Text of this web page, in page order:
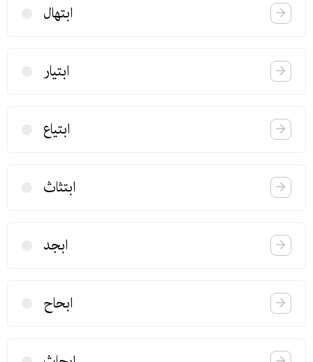
ابتهال
ابتیار
ابتیاع
ابتثاث
ابجد
ابحاح